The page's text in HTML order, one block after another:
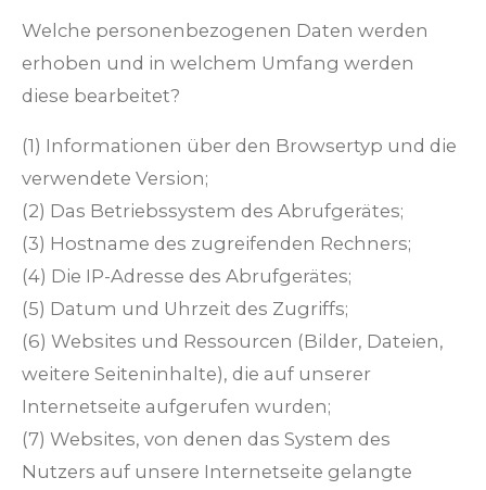
Welche personenbezogenen Daten werden
erhoben und in welchem Umfang werden
diese bearbeitet?
(1) Informationen über den Browsertyp und die
verwendete Version;
(2) Das Betriebssystem des Abrufgerätes;
(3) Hostname des zugreifenden Rechners;
(4) Die IP-Adresse des Abrufgerätes;
(5) Datum und Uhrzeit des Zugriffs;
(6) Websites und Ressourcen (Bilder, Dateien,
weitere Seiteninhalte), die auf unserer
Internetseite aufgerufen wurden;
(7) Websites, von denen das System des
Nutzers auf unsere Internetseite gelangte